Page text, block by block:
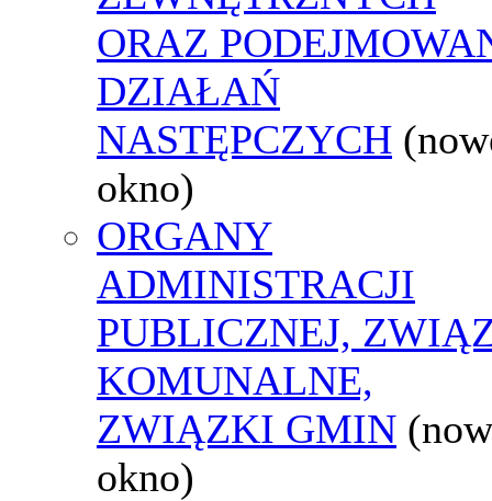
ORAZ
DZIAŁAŃ
NASTĘPCZYCH
okno)
ORGANY
ADMINISTRACJI
PUBLICZNEJ,
KOMUNALNE,
ZWIĄZKI GMIN
okno)